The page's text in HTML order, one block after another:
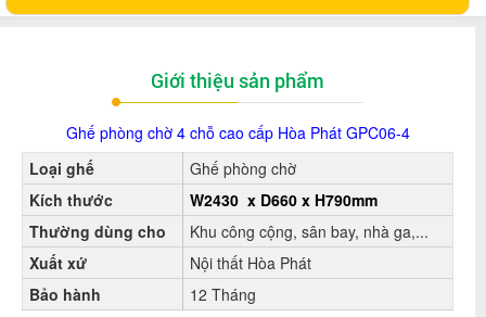
Giới thiệu sản phẩm
Ghế phòng chờ 4 chỗ cao cấp Hòa Phát GPC06-4
Loại ghế
Ghế phòng chờ
Kích thước
W2430 x D660 x H790mm
Thường dùng cho
Khu công cộng, sân bay, nhà ga,...
Xuất xứ
Nội thất Hòa Phát
Bảo hành
12 Tháng